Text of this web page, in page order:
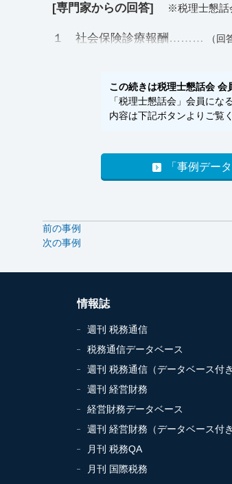
[専門家からの回答] ※税理士懇話
１ 社会保険診療報酬……… （
この続きは税理士懇話会
「税理士懇話会」会員に
内容は下記ボタンよりご覧
「事例デー
前の事例
次の事例
情報誌
週刊 税務通信
税務通信データベース
週刊 税務通信（データベース付き
週刊 経営財務
経営財務データベース
週刊 経営財務（データベース付き
月刊 税務QA
月刊 国際税務